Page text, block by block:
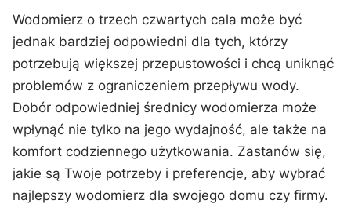
Wodomierz o trzech czwartych cala może być
jednak bardziej odpowiedni dla tych, którzy
potrzebują większej przepustowości i chcą uniknąć
problemów z ograniczeniem ⁣przepływu wody.
Dobór odpowiedniej średnicy wodomierza może
⁣wpłynąć nie tylko na jego wydajność, ale także na
komfort codziennego użytkowania. Zastanów‌ się,⁣
jakie są⁣ Twoje potrzeby i preferencje, aby wybrać
najlepszy wodomierz dla swojego domu czy firmy.